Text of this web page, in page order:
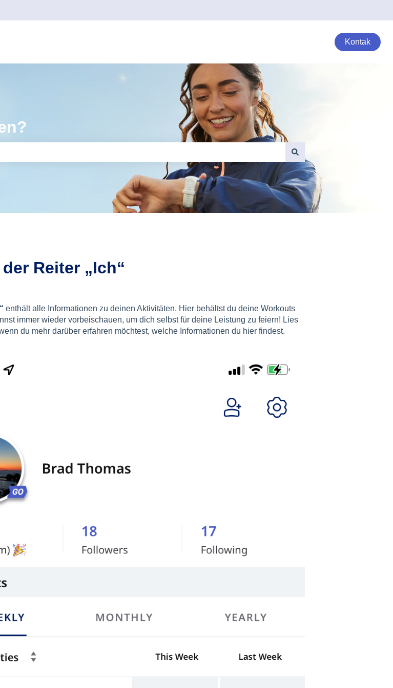
Kontak
Reiter „Ich“
enthält alle Informationen zu deinen Aktivitäten. Hier behältst du deine Workouts
immer wieder vorbeischauen, um dich selbst für deine Leistung zu feiern! Lies
du mehr darüber erfahren möchtest, welche Informationen du hier findest.